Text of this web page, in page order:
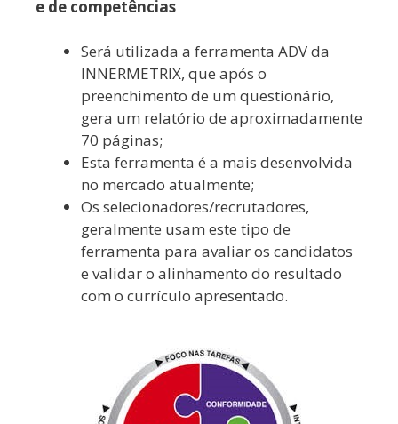
e de competências
Será utilizada a ferramenta ADV da
INNERMETRIX, que após o
preenchimento de um questionário,
gera um relatório de aproximadamente
70 páginas;
Esta ferramenta é a mais desenvolvida
no mercado atualmente;
Os selecionadores/recrutadores,
geralmente usam este tipo de
ferramenta para avaliar os candidatos
e validar o alinhamento do resultado
com o currículo apresentado.